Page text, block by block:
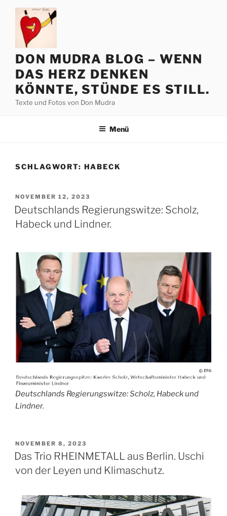
Zum
springen
DON MUDRA BLOG – WENN
DAS HERZ DENKEN
KÖNNTE, STÜNDE ES STILL.
Texte und Fotos von Don Mudra
Menü
SCHLAGWORT: HABECK
VERÖFFENTLICHT
AM
NOVEMBER 12, 2023
Deutschlands Regierungswitze: Scholz,
Habeck und Lindner.
Deutschlands Regierungswitze: Scholz, Habeck und
Lindner.
VERÖFFENTLICHT
AM
NOVEMBER 8, 2023
Das Trio RHEINMETALL aus Berlin. Uschi
von der Leyen und Klimaschutz.